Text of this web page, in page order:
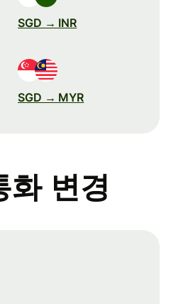
SGD → INR
SGD → MYR
화 변경